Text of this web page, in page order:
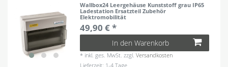
Wallbox24 Leergehäuse Kunststoff grau IP65
Ladestation Ersatzteil Zubehör
Elektromobilität
49,90 € *
In den Warenkorb
* inkl. ges. MwSt. zzgl.Versandkosten
Lieferzeit: 1-4 Tage